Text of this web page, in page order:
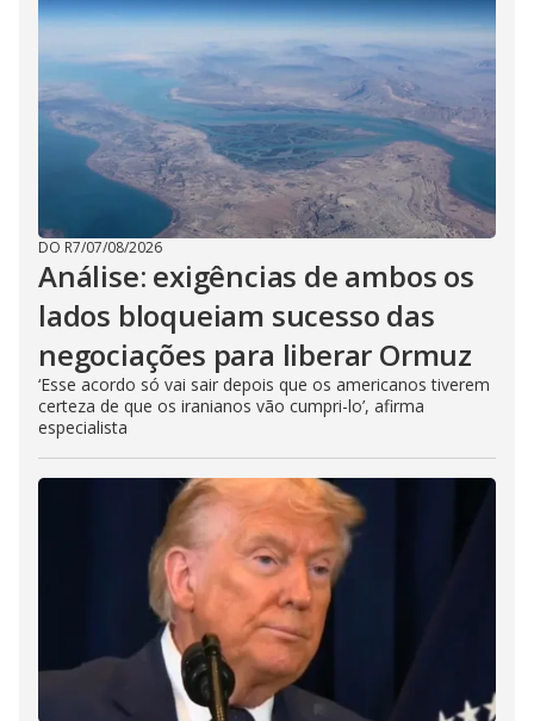
DO R7/07/08/2026
Análise: exigências de ambos os
lados bloqueiam sucesso das
negociações para liberar Ormuz
‘Esse acordo só vai sair depois que os americanos tiverem
certeza de que os iranianos vão cumpri-lo’, afirma
especialista